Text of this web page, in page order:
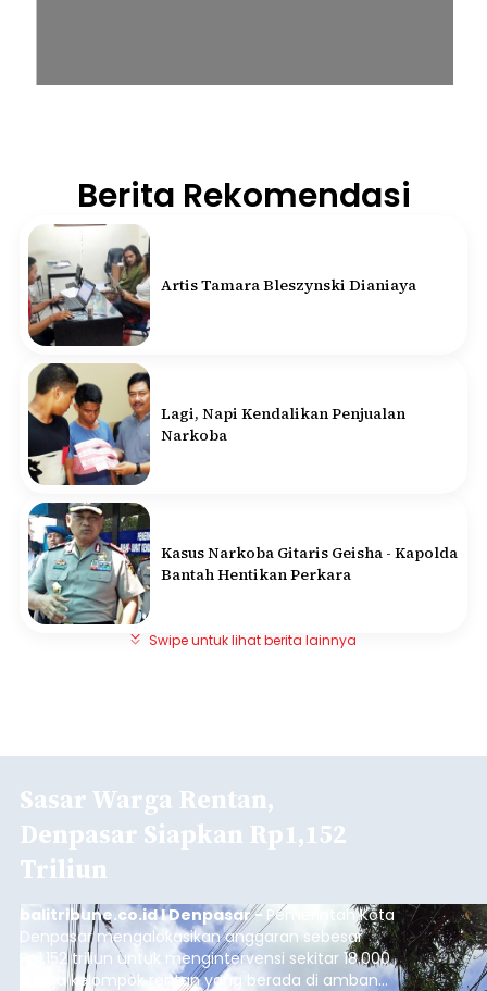
Berita Rekomendasi
Artis Tamara Bleszynski Dianiaya
Lagi, Napi Kendalikan Penjualan
Narkoba
Kasus Narkoba Gitaris Geisha - Kapolda
Bantah Hentikan Perkara
Swipe untuk lihat berita lainnya
Sasar Warga Rentan,
Denpasar Siapkan Rp1,152
Triliun
balitribune.co.id I Denpasar - Pemerintah Kota
Denpasar mengalokasikan anggaran sebesar
Rp1,152 triliun untuk mengintervensi sekitar 18.000
warga kelompok rentan yang berada di ambang